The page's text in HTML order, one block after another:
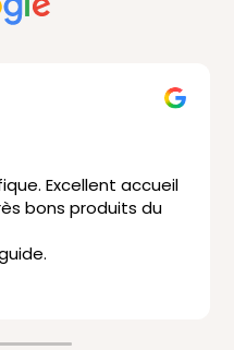
Excellent accueil
bons produits du